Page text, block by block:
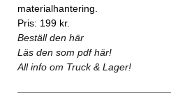
materialhantering.
Pris: 199 kr.
Beställ den här
Läs den som pdf här!
All info om Truck & Lager!